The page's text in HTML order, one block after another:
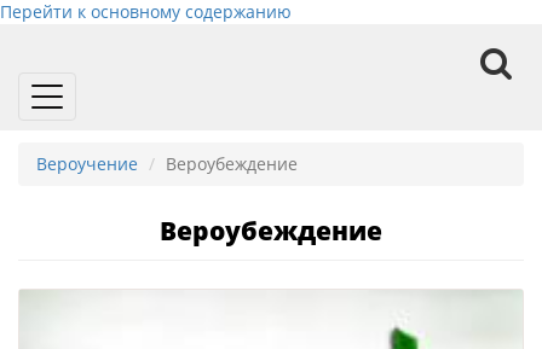
Перейти к основному содержанию
Toggle
Вероучение
Вероубеждение
Вероубеждение